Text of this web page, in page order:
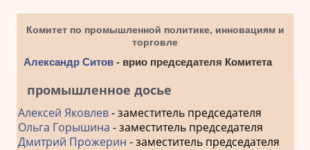
Комитет по промышленной политике, инновациям и
торговле
Александр Ситов- врио председателя Комитета
промышленное досье
Алексей Яковлев- заместитель председателя
Ольга Горышина - заместитель председателя
Дмитрий Прожерин - заместитель председателя